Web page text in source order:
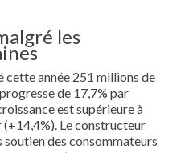
les
cette année 251 millions de
de 17,7% par
est supérieure à
(+14,4%). Le constructeur
soutien des consommateurs